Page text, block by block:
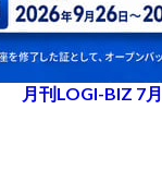
月刊LOGI-BIZ 7